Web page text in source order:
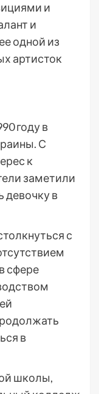
и
и
одной из
артисток
году в
С
к
заметили
девочку в
с
сфере
в
школы,